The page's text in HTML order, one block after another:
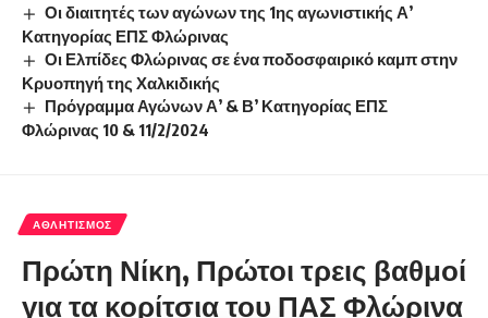
Οι διαιτητές των αγώνων της 1ης αγωνιστικής Α’
Κατηγορίας ΕΠΣ Φλώρινας
Οι Ελπίδες Φλώρινας σε ένα ποδοσφαιρικό καμπ στην
Κρυοπηγή της Χαλκιδικής
Πρόγραμμα Αγώνων Α’ & Β’ Κατηγορίας ΕΠΣ
Φλώρινας 10 & 11/2/2024
ΑΘΛΗΤΙΣΜΌΣ
Πρώτη Νίκη, Πρώτοι τρεις βαθμοί
για τα κορίτσια του ΠΑΣ Φλώρινα